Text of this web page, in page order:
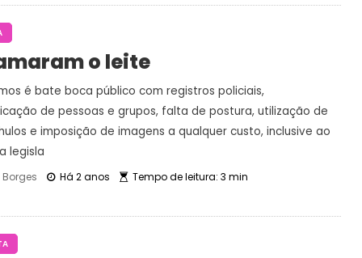
o leite
é bate boca público com registros policiais,
de pessoas e grupos, falta de postura, utilização de
e imposição de imagens a qualquer custo, inclusive ao
legisla
Há 2 anos Tempo de leitura: 3 min